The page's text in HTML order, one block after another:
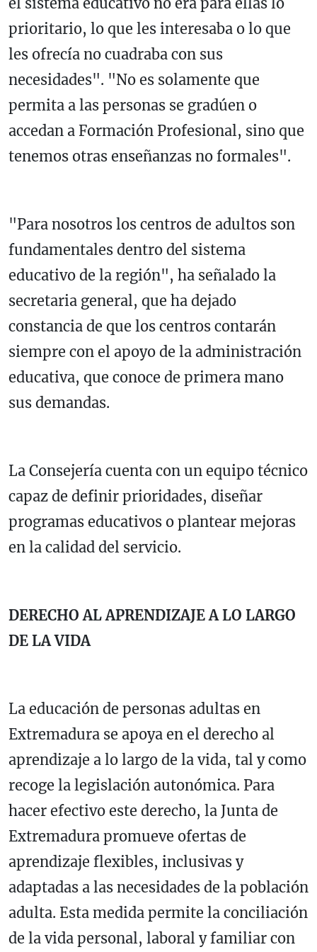
prioritario, lo que les interesaba o lo que
les ofrecía no cuadraba con sus
necesidades". "No es solamente que
permita a las personas se gradúen o
accedan a Formación Profesional, sino que
tenemos otras enseñanzas no formales".
"Para nosotros los centros de adultos son
fundamentales dentro del sistema
educativo de la región", ha señalado la
secretaria general, que ha dejado
constancia de que los centros contarán
siempre con el apoyo de la administración
educativa, que conoce de primera mano
sus demandas.
La Consejería cuenta con un equipo técnico
capaz de definir prioridades, diseñar
programas educativos o plantear mejoras
en la calidad del servicio.
DERECHO AL APRENDIZAJE A LO LARGO
DE LA VIDA
La educación de personas adultas en
Extremadura se apoya en el derecho al
aprendizaje a lo largo de la vida, tal y como
recoge la legislación autonómica. Para
hacer efectivo este derecho, la Junta de
Extremadura promueve ofertas de
aprendizaje flexibles, inclusivas y
adaptadas a las necesidades de la población
adulta. Esta medida permite la conciliación
de la vida personal, laboral y familiar con